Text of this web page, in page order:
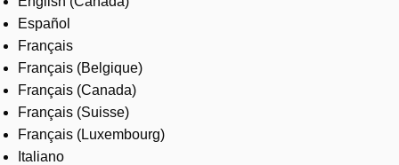
Español
Français
Français (Belgique)
Français (Canada)
Français (Suisse)
Français (Luxembourg)
Italiano